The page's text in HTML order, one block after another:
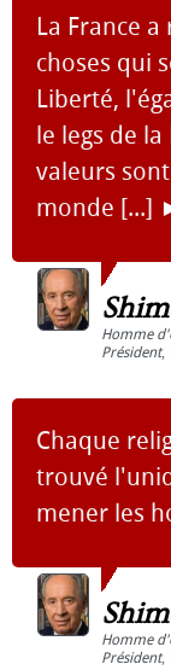
La France
choses qui
Liberté,
le legs de
valeurs
monde [...]
Homme
Président,
Chaque
trouvé
mener les
Homme
Président,